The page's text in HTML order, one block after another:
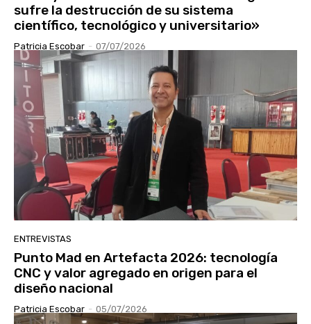
sufre la destrucción de su sistema
científico, tecnológico y universitario»
Patricia Escobar - 07/07/2026
ENTREVISTAS
Punto Mad en Artefacta 2026: tecnología
CNC y valor agregado en origen para el
diseño nacional
Patricia Escobar - 05/07/2026